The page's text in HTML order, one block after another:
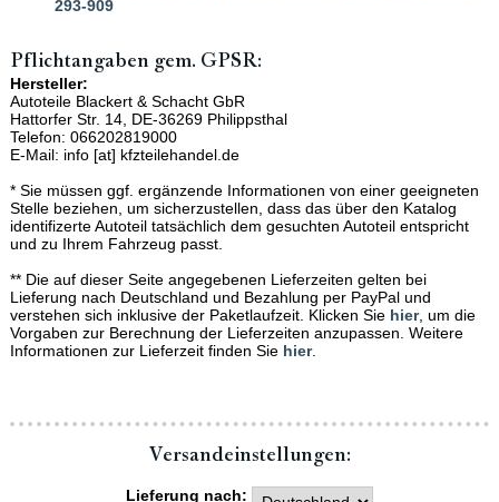
293-909
Pflichtangaben gem. GPSR:
Hersteller:
Autoteile Blackert & Schacht GbR
Hattorfer Str. 14, DE-36269 Philippsthal
Telefon: 066202819000
E-Mail: info [at] kfzteilehandel.de
* Sie müssen ggf. ergänzende Informationen von einer geeigneten
Stelle beziehen, um sicherzustellen, dass das über den Katalog
identifizerte Autoteil tatsächlich dem gesuchten Autoteil entspricht
und zu Ihrem Fahrzeug passt.
** Die auf dieser Seite angegebenen Lieferzeiten gelten bei
Lieferung nach Deutschland und Bezahlung per PayPal und
verstehen sich inklusive der Paketlaufzeit. Klicken Sie hier, um die
Vorgaben zur Berechnung der Lieferzeiten anzupassen. Weitere
Informationen zur Lieferzeit finden Sie hier.
Versand­einstellungen:
Lieferung nach: